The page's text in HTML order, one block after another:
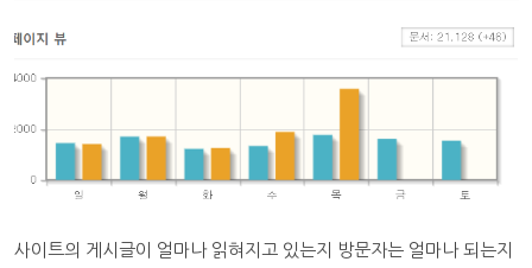
사이트의 게시글이 얼마나 읽혀지고 있는지 방문자는 얼마나 되는지